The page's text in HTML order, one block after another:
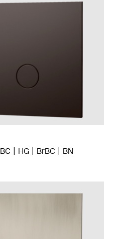
BC HG BrBC BN